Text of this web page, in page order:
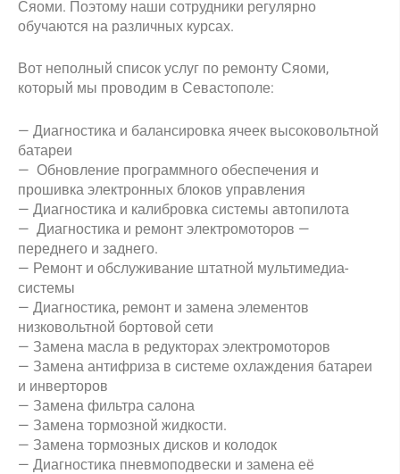
Сяоми. Поэтому наши сотрудники регулярно
обучаются на различных курсах.
Вот неполный список услуг по ремонту Сяоми,
который мы проводим в Севастополе:
— Диагностика и балансировка ячеек высоковольтной
батареи
— Обновление программного обеспечения и
прошивка электронных блоков управления
— Диагностика и калибровка системы автопилота
— Диагностика и ремонт электромоторов —
переднего и заднего.
— Ремонт и обслуживание штатной мультимедиа-
системы
— Диагностика, ремонт и замена элементов
низковольтной бортовой сети
— Замена масла в редукторах электромоторов
— Замена антифриза в системе охлаждения батареи
и инверторов
— Замена фильтра салона
— Замена тормозной жидкости.
— Замена тормозных дисков и колодок
— Диагностика пневмоподвески и замена её